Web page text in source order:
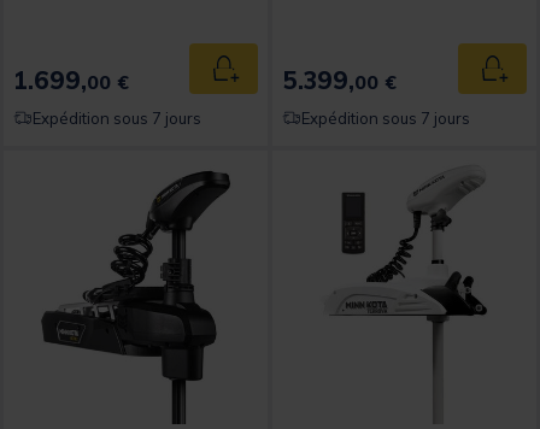
1.699,00 € Ajouter au panier
Expédition sous 7 jours
5.399,00 €
Expédition sous 7 jours